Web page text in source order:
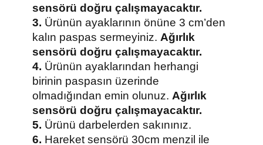
sensörü doğru çalışmayacaktır.
3. Ürünün ayaklarının önüne 3 cm’den
kalın paspas sermeyiniz. Ağırlık
sensörü doğru çalışmayacaktır.
4. Ürünün ayaklarından herhangi
birinin paspasın üzerinde
olmadığından emin olunuz. Ağırlık
sensörü doğru çalışmayacaktır.
5. Ürünü darbelerden sakınınız.
6. Hareket sensörü 30cm menzil ile